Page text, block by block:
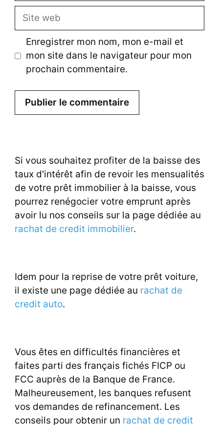
Site
Enregistrer mon nom, mon e-mail et
mon site dans le navigateur pour mon
prochain commentaire.
Si vous souhaitez profiter de la baisse des
taux d'intérêt afin de revoir les mensualités
de votre prêt immobilier à la baisse, vous
pourrez renégocier votre emprunt après
avoir lu nos conseils sur la page dédiée au
rachat de credit immobilier.
Idem pour la reprise de votre prêt voiture,
il existe une page dédiée au rachat de
credit auto.
Vous êtes en difficultés financières et
faites parti des français fichés FICP ou
FCC auprès de la Banque de France.
Malheureusement, les banques refusent
vos demandes de refinancement. Les
conseils pour obtenir un rachat de credit